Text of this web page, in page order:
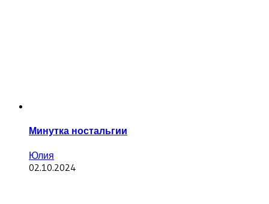
Минутка ностальгии
Юлия
02.10.2024